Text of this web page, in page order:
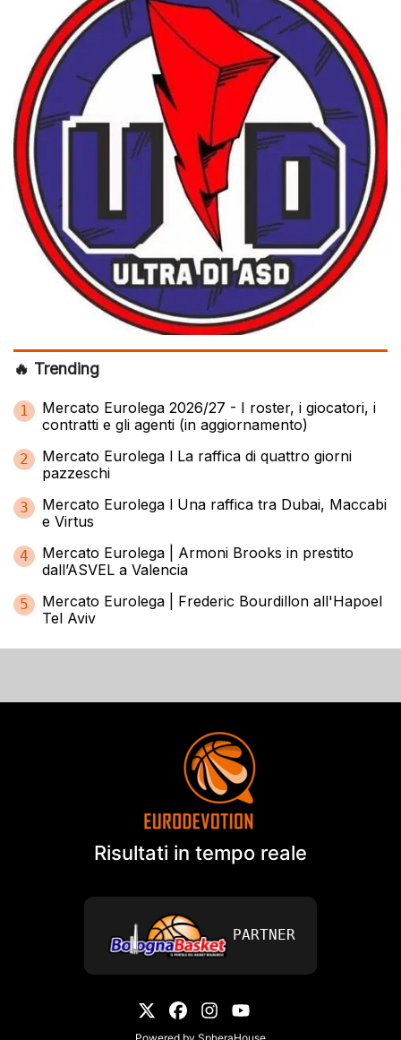
🔥 Trending
1
Mercato Eurolega 2026/27 - I roster, i giocatori, i
contratti e gli agenti (in aggiornamento)
2
Mercato Eurolega l La raffica di quattro giorni
pazzeschi
3
Mercato Eurolega l Una raffica tra Dubai, Maccabi
e Virtus
4
Mercato Eurolega | Armoni Brooks in prestito
dall’ASVEL a Valencia
5
Mercato Eurolega | Frederic Bourdillon all'Hapoel
Tel Aviv
Risultati in tempo reale
PARTNER